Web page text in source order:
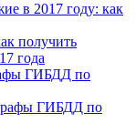
в 2017 году: как
получить
года
ГИБДД по
ГИБДД по